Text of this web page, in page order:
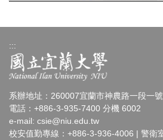
:::
系辦地址：260007宜蘭市神農路一段一號
電話：+886-3-935-7400 分機 6002
e-mail: csie@niu.edu.tw
校安值勤專線：+886-3-936-4006 | 警衛